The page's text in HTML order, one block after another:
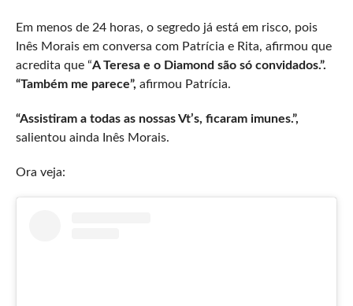
Em menos de 24 horas, o segredo já está em risco, pois
Inês Morais em conversa com Patrícia e Rita, afirmou que
acredita que “A Teresa e o Diamond são só convidados.”.
“Também me parece”, afirmou Patrícia.
“Assistiram a todas as nossas Vt’s, ficaram imunes.”,
salientou ainda Inês Morais.
Ora veja: